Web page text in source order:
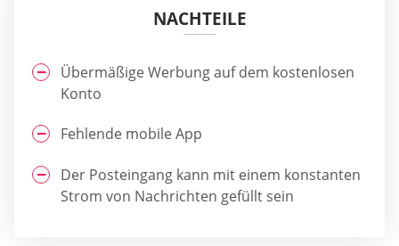
NACHTEILE
Übermäßige Werbung auf dem kostenlosen
Konto
Fehlende mobile App
Der Posteingang kann mit einem konstanten
Strom von Nachrichten gefüllt sein